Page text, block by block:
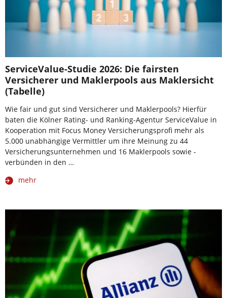
ServiceValue-Studie 2026: Die fairsten
Versicherer und Maklerpools aus Maklersicht
(Tabelle)
Wie fair und gut sind Versicherer und Maklerpools? Hierfür
baten die Kölner Rating- und Ranking-Agentur ServiceValue in
Kooperation mit Focus Money Versicherungsprofi mehr als
5.000 unabhängige Vermittler um ihre Meinung zu 44
Versicherungsunternehmen und 16 Maklerpools sowie -
verbünden in den …
mehr